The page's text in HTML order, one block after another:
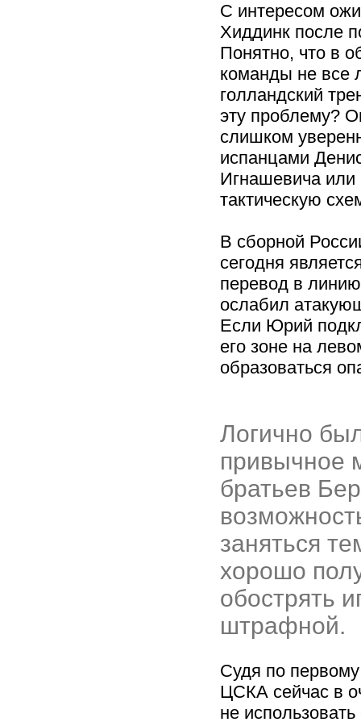
С интересом
Хиддинк после
Понятно, что в
команды не все
голландский
эту проблему?
слишком
испанцами
Игнашевича или
тактическую
В сборной
сегодня
перевод в
ослабил
Если Юрий
его зоне на
образоваться
Логично
привычное
братьев
заняться
хорошо
обострять
штрафной.
Судя по
ЦСКА сейчас в
не